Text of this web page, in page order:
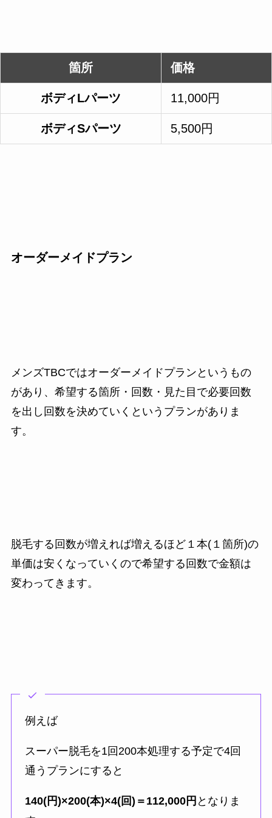
箇所 価格
ボディLパーツ 11,000円
ボディSパーツ 5,500円
オーダーメイドプラン
メンズTBCではオーダーメイドプランというもの
があり、希望する箇所・回数・見た目で必要回数
を出し回数を決めていくというプランがありま
す。
脱毛する回数が増えれば増えるほど１本(１箇所)の
単価は安くなっていくので希望する回数で金額は
変わってきます。
例えば
スーパー脱毛を1回200本処理する予定で4回
通うプランにすると
140(円)×200(本)×4(回)＝112,000円 となりま